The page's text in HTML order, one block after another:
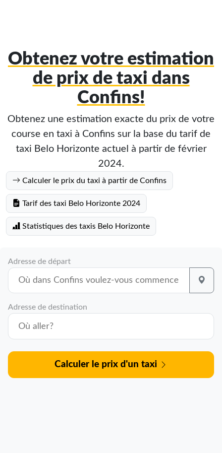
Obtenez votre estimation
de prix de taxi dans
Confins!
Obtenez une estimation exacte du prix de votre
course en taxi à Confins sur la base du tarif de
taxi Belo Horizonte actuel à partir de février
2024.
Calculer le prix du taxi à partir de Confins
Tarif des taxi Belo Horizonte 2024
Statistiques des taxis Belo Horizonte
Adresse de départ
Adresse de destination
Calculer le prix d'un taxi